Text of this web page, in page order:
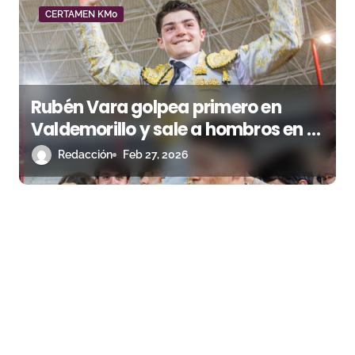
a
s
CERTAMEN KM0
Rubén Vara golpea primero en
Valdemorillo y sale a hombros en la
primera semifinal de Kilómetro
Cero
Redacción Feb 27, 2026